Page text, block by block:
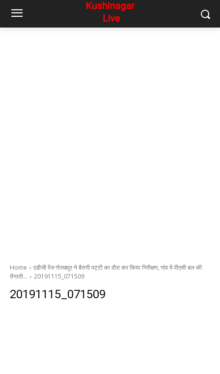
Home
एडीजी रेंज गोरखपुर ने बैरागी पट्टी का दौरा कर किया निरीक्षण, गांव में पीएसी बल की
तैनाती…
20191115_071509
20191115_071509